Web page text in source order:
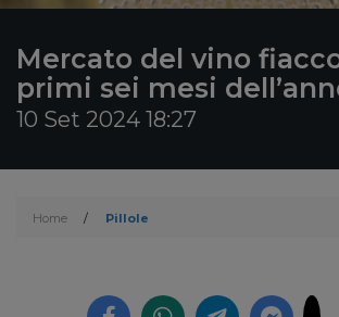
Mercato del vino
primi sei mesi
10 Set 2024 18:27
Home / Pillole